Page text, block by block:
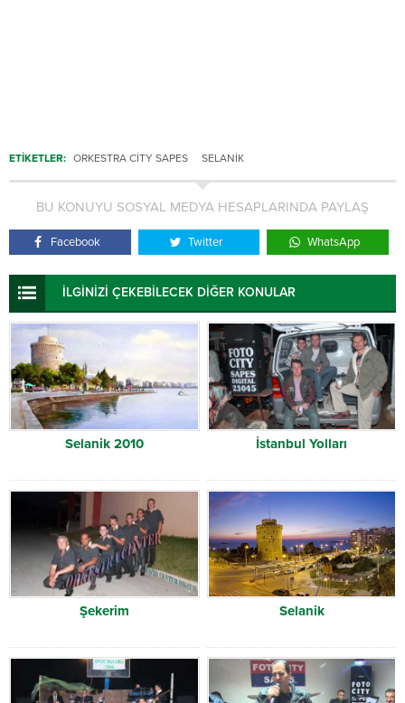
ETİKETLER: ORKESTRA CITY SAPES SELANIK
BU KONUYU SOSYAL MEDYA HESAPLARINDA PAYLAŞ
Facebook Twitter WhatsApp
İLGİNİZİ ÇEKEBİLECEK DİĞER KONULAR
Selanik 2010 İstanbul Yolları
Şekerim Selanik